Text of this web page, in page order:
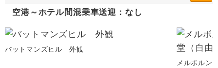
空港～ホテル間混乗車送迎：なし
バットマンズヒル 外観
メルボルン